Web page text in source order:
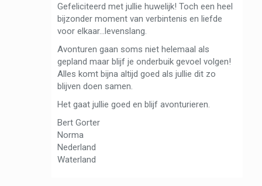
Gefeliciteerd met jullie huwelijk! Toch een heel
bijzonder moment van verbintenis en liefde
voor elkaar…levenslang.
Avonturen gaan soms niet helemaal als
gepland maar blijf je onderbuik gevoel volgen!
Alles komt bijna altijd goed als jullie dit zo
blijven doen samen.
Het gaat jullie goed en blijf avonturieren.
Bert Gorter
Norma
Nederland
Waterland